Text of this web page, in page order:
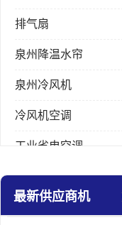
排气扇
泉州降温水帘
泉州冷风机
冷风机空调
工业省电空调
工业大吊扇
最新供应商机